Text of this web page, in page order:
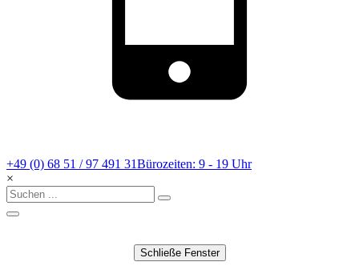
+49 (0) 68 51 / 97 491 31Bürozeiten: 9 - 19 Uhr
×